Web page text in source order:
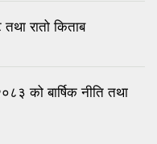
रातो किताब
को बार्षिक नीति तथा